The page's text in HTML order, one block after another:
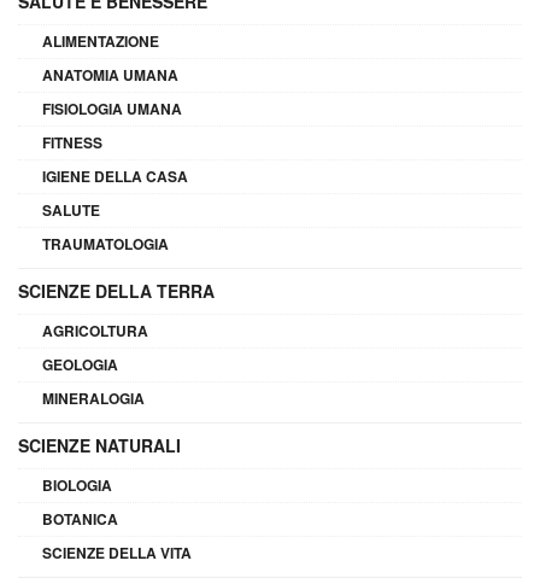
ALIMENTAZIONE
ANATOMIA UMANA
FISIOLOGIA UMANA
FITNESS
IGIENE DELLA CASA
SALUTE
TRAUMATOLOGIA
SCIENZE DELLA TERRA
AGRICOLTURA
GEOLOGIA
MINERALOGIA
SCIENZE NATURALI
BIOLOGIA
BOTANICA
SCIENZE DELLA VITA